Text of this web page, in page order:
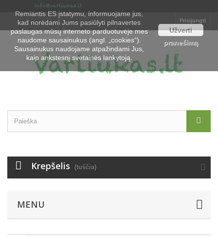
Prisijungti
Krepšelis (tuščia)
MENU
Remiantis ES įstatymu, informuojame jus,
kad norėdami Jums pasiūlyti pilnavertes
paslaugas mūsų interneto parduotuvėje mes
naudome sausainukus (angl. „cookies“).
Sausainukus naudojame atpažindami Jus,
kaip ankstesnį svetainės lankytoją.
Užverti
pranešimą